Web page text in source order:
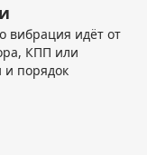
вибрация идёт от
КПП или
и порядок